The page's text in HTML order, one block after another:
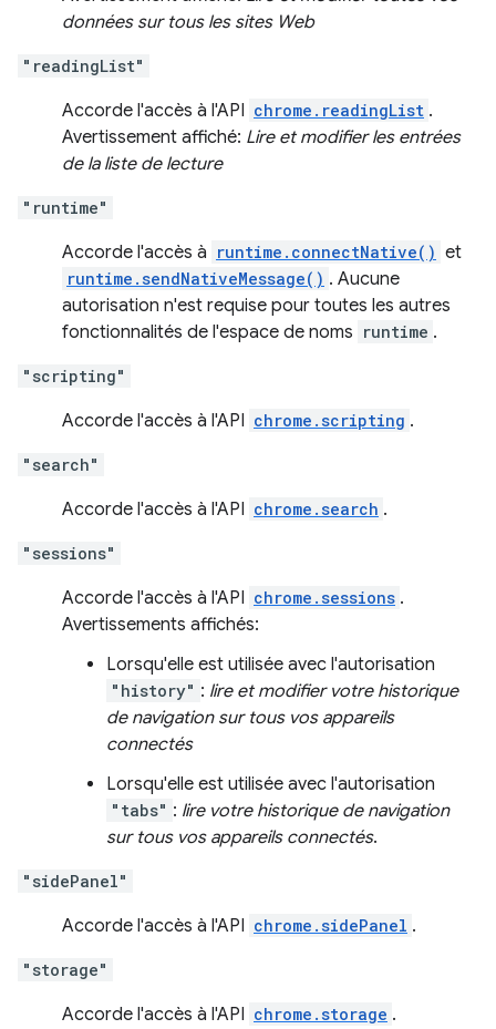
données sur tous les sites Web
"readingList"
Accorde l'accès à l'API chrome.readingList .
Avertissement affiché: Lire et modifier les entrées
de la liste de lecture
"runtime"
Accorde l'accès à runtime.connectNative() et
runtime.sendNativeMessage() . Aucune
autorisation n'est requise pour toutes les autres
fonctionnalités de l'espace de noms runtime .
"scripting"
Accorde l'accès à l'API chrome.scripting .
"search"
Accorde l'accès à l'API chrome.search .
"sessions"
Accorde l'accès à l'API chrome.sessions .
Avertissements affichés:
Lorsqu'elle est utilisée avec l'autorisation
"history" : lire et modifier votre historique
de navigation sur tous vos appareils
connectés
Lorsqu'elle est utilisée avec l'autorisation
"tabs" : lire votre historique de navigation
sur tous vos appareils connectés.
"sidePanel"
Accorde l'accès à l'API chrome.sidePanel .
"storage"
Accorde l'accès à l'API chrome.storage .